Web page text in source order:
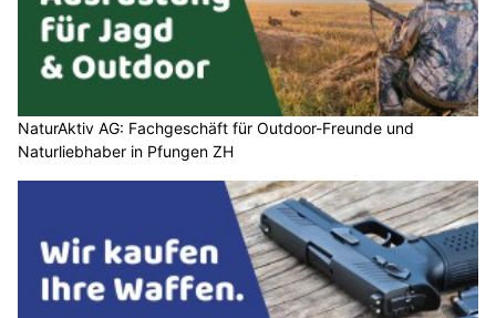
NaturAktiv AG: Fachgeschäft für Outdoor-Freunde und
Naturliebhaber in Pfungen ZH